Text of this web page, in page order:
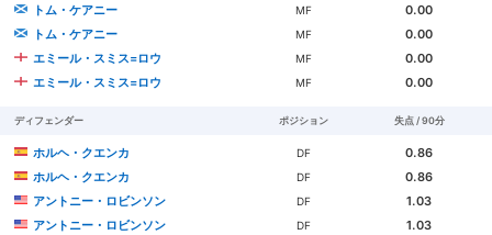
トム・ケアニー
MF
0.00
トム・ケアニー
MF
0.00
エミール・スミス=ロウ
MF
0.00
エミール・スミス=ロウ
MF 0.00
ディフェンダー ポジション 失点 / 90分
ホルヘ・クエンカ DF
0.86
ホルヘ・クエンカ
DF
0.86
アントニー・ロビンソン
DF
1.03
アントニー・ロビンソン
DF
1.03